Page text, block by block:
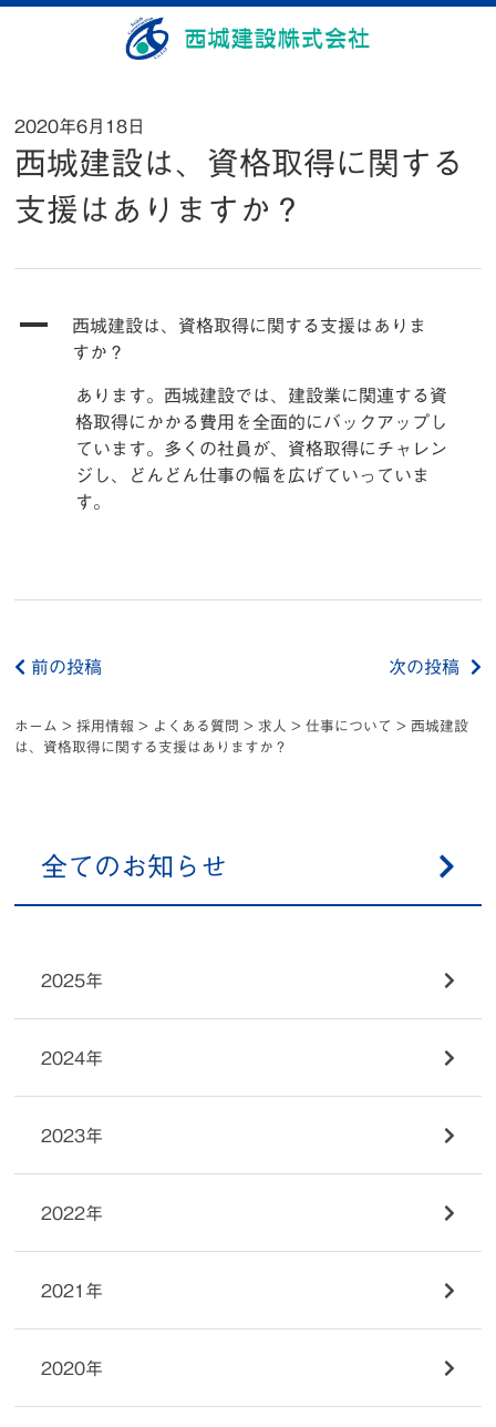
ホーム > 採用情報 > よくある質問 > 求人 > 仕事について > 西城建設
は、資格取得に関する支援はありますか？
2020年6月18日
西城建設は、資格取得に関する
支援はありますか？
A
西城建設は、資格取得に関する支援はありま
すか？
あります。西城建設では、建設業に関連する資
格取得にかかる費用を全面的にバックアップし
ています。多くの社員が、資格取得にチャレン
ジし、どんどん仕事の幅を広げていっていま
す。
前の投稿 次の投稿
全てのお知らせ
2025年
2024年
2023年
2022年
2021年
2020年